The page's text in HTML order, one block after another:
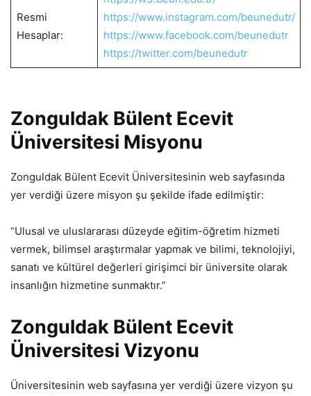
Resmi
Hesaplar:
https://www.instagram.com/beunedutr/
https://www.facebook.com/beunedutr
https://twitter.com/beunedutr
Zonguldak Bülent Ecevit
Üniversitesi Misyonu
Zonguldak Bülent Ecevit Üniversitesinin web sayfasında
yer verdiği üzere misyon şu şekilde ifade edilmiştir:
“Ulusal ve uluslararası düzeyde eğitim-öğretim hizmeti
vermek, bilimsel araştırmalar yapmak ve bilimi, teknolojiyi,
sanatı ve kültürel değerleri girişimci bir üniversite olarak
insanlığın hizmetine sunmaktır.”
Zonguldak Bülent Ecevit
Üniversitesi Vizyonu
Üniversitesinin web sayfasına yer verdiği üzere vizyon şu